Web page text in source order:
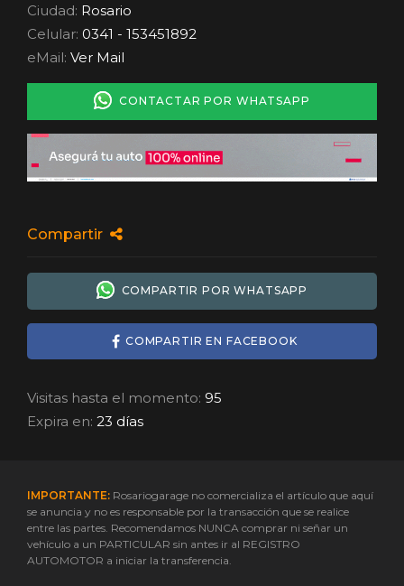
Ciudad: Rosario
Celular: 0341 - 153451892
eMail: Ver Mail
CONTACTAR POR WHATSAPP
Compartir
COMPARTIR POR WHATSAPP
COMPARTIR EN FACEBOOK
Visitas hasta el momento: 95
Expira en: 23 días
IMPORTANTE: Rosariogarage no comercializa el artículo que aquí
se anuncia y no es responsable por la transacción que se realice
entre las partes. Recomendamos NUNCA comprar ni señar un
vehículo a un PARTICULAR sin antes ir al REGISTRO
AUTOMOTOR a iniciar la transferencia.